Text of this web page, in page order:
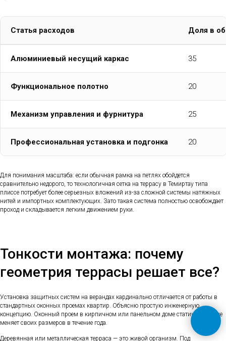
Статья расходов Доля в
Алюминиевый несущий каркас 35
Функциональное полотно 20
Механизм управления и фурнитура 25
Профессиональная установка и подгонка 20
Для понимания масштаба: если обычная рамка на петлях обойдется
сравнительно недорого, то технологичная сетка на террасу в Темиртау типа
плиссе потребует более серьезных вложений из-за сложной системы натяжных
нитей и импортных комплектующих. Зато такая система полностью освобождает
проход и складывается легким движением руки.
Тонкости монтажа: почему
геометрия террасы решает все?
Установка защитных систем на верандах кардинально отличается от работы в
стандартных оконных проемах квартир. Объясню простую инженерную
концепцию. Оконный проем в кирпичном или панельном доме статичен — он не
меняет своих размеров в течение года.
Деревянная или металлическая терраса — это живой организм. Под